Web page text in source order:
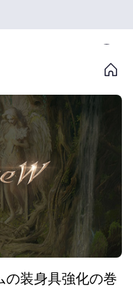
の装身具強化の巻